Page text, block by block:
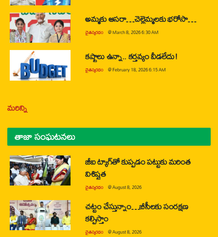
అమ్మకు ఆసరా…చెల్లెమ్మలకు భరోసా…
చైతన్యరధం @March 8, 2026 6:30 AM
కష్టాలు ఉన్నా.. కర్తవ్యం వీడలేదు!
చైతన్యరధం @February 18, 2026 6:15 AM
మరిన్ని
తాజా సంఘటనలు
జీఐ ట్యాగ్‌తో కుప్పడం పట్టుకు మరింత
విశిష్టత
చైతన్యరధం @August 8, 2026
చట్టం చేస్తున్నాం…బీసీలకు సంరక్షణ
కల్పిస్తాం
చైతన్యరధం @August 8, 2026